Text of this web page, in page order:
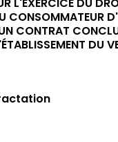
CONSOMMATEUR
CONTRAT
DU